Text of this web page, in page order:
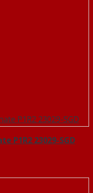
P1R2 23029-SGD